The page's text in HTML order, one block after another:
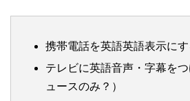
携帯電話を英語英語表示にす
テレビに英語音声・字幕を
ュースのみ？）